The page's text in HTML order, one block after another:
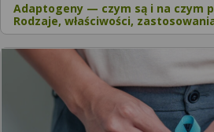
Adaptogeny — czym są i na czym
Rodzaje, właściwości,